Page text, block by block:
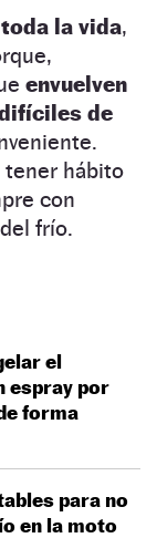
toda la vida,
envuelven
de
tener hábito
con
frío.
el
espray por
forma
para no
en la moto